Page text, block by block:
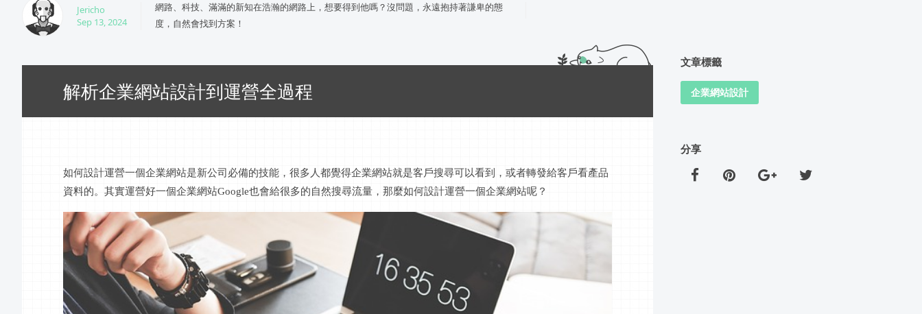
Jericho
Sep 13, 2024
網路、科技、滿滿的新知在浩瀚的網路上，想要得到他嗎？沒問題，永遠抱持著謙卑的態
度，自然會找到方案！
解析企業網站設計到運營全過程
如何設計運營一個企業網站是新公司必備的技能，很多人都覺得企業網站就是客戶搜尋可以看到，或者轉發給客戶看產品
資料的。其實運營好一個企業網站Google也會給很多的自然搜尋流量，那麼如何設計運營一個企業網站呢？
文章標籤
企業網站設計
分享